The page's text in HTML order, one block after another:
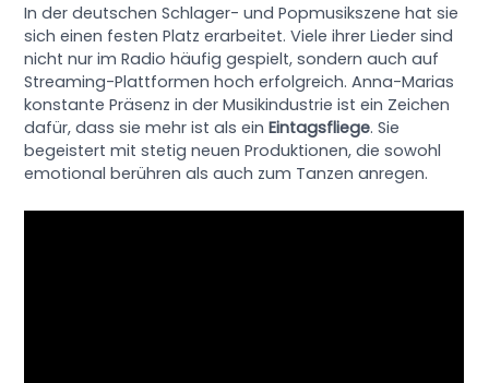
In der deutschen Schlager- und Popmusikszene hat sie
sich einen festen Platz erarbeitet. Viele ihrer Lieder sind
nicht nur im Radio häufig gespielt, sondern auch auf
Streaming-Plattformen hoch erfolgreich. Anna-Marias
konstante Präsenz in der Musikindustrie ist ein Zeichen
dafür, dass sie mehr ist als einEintagsfliege. Sie
begeistert mit stetig neuen Produktionen, die sowohl
emotional berühren als auch zum Tanzen anregen.